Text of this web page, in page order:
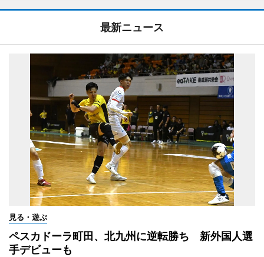
最新ニュース
見る・遊ぶ
ペスカドーラ町田、北九州に逆転勝ち 新外国人選
手デビューも